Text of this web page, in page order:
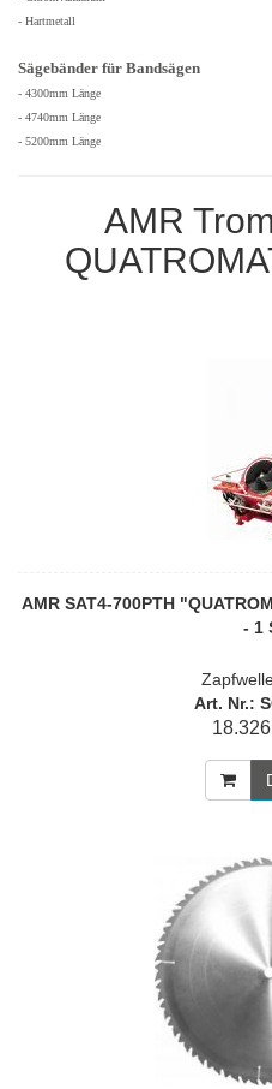
- Hartmetall
Sägebänder für Bandsägen
- 4300mm Länge
- 4740mm Länge
- 5200mm Länge
AMR
AMR SAT4-700PTH
- 1
Art. Nr.: